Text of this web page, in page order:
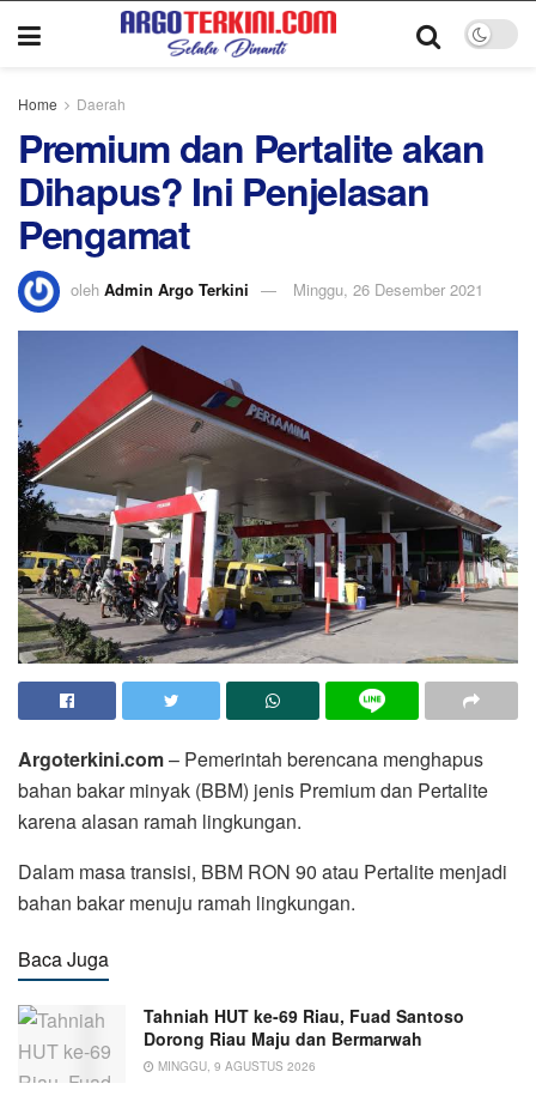
Home Daerah
Premium dan Pertalite akan
Dihapus? Ini Penjelasan
Pengamat
oleh Admin Argo Terkini Minggu, 26 Desember 2021
Argoterkini.com– Pemerintah berencana menghapus
bahan bakar minyak (BBM) jenis Premium dan Pertalite
karena alasan ramah lingkungan.
Dalam masa transisi, BBM RON 90 atau Pertalite menjadi
bahan bakar menuju ramah lingkungan.
Baca Juga
Tahniah HUT ke-69 Riau, Fuad Santoso
Dorong Riau Maju dan Bermarwah
MINGGU, 9 AGUSTUS 2026